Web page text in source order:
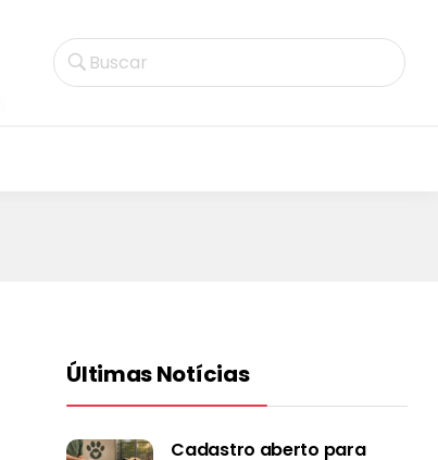
Buscar
Últimas Notícias
Cadastro aberto para